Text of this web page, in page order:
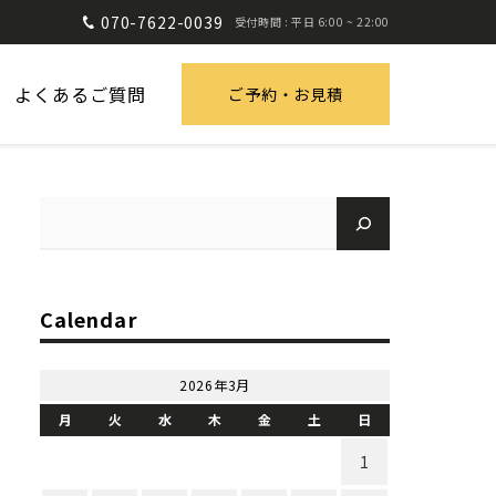
070-7622-0039 受付時間 : 平日 6:00 ~ 22:00
よくあるご質問 ご予約・お見積
Calendar
2026年3月
月
火 水 木 金 土 日
1